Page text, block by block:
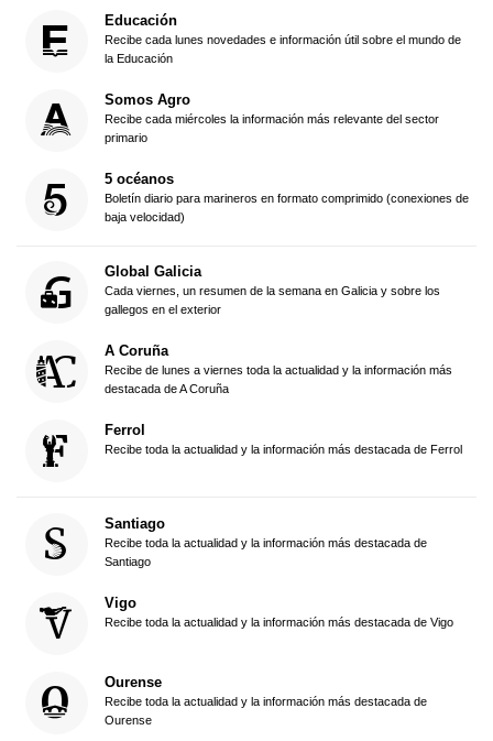
Educación
Recibe cada lunes novedades e información útil sobre el mundo de
la Educación
Somos Agro
Recibe cada miércoles la información más relevante del sector
primario
5 océanos
Boletín diario para marineros en formato comprimido (conexiones de
baja velocidad)
Global Galicia
Cada viernes, un resumen de la semana en Galicia y sobre los
gallegos en el exterior
A Coruña
Recibe de lunes a viernes toda la actualidad y la información más
destacada de A Coruña
Ferrol
Recibe toda la actualidad y la información más destacada de Ferrol
Santiago
Recibe toda la actualidad y la información más destacada de
Santiago
Vigo
Recibe toda la actualidad y la información más destacada de Vigo
Ourense
Recibe toda la actualidad y la información más destacada de
Ourense